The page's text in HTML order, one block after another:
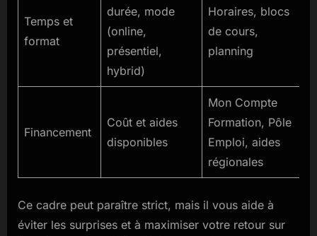
Temps et
format
durée, mode
(online,
présentiel,
hybrid)
Horaires, blocs
de cours,
planning
Financement
Coût et aides
disponibles
Mon Compte
Formation, Pôle
Emploi, aides
régionales
Ce cadre peut paraître strict, mais il vous aide à
éviter les surprises et à maximiser votre retour sur